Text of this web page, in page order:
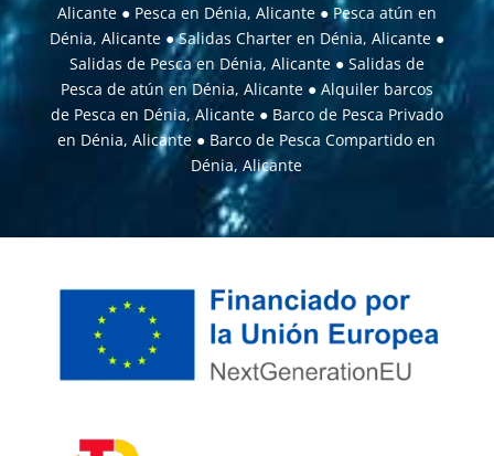
Alicante● Pesca en Dénia, Alicante● Pesca atún en
Dénia, Alicante●Salidas Charter en Dénia, Alicante●
Salidas de Pesca en Dénia, Alicante● Salidas de
Pesca de atún en Dénia, Alicante● Alquiler barcos
de Pesca en Dénia, Alicante● Barco de Pesca Privado
en Dénia, Alicante ● Barco de Pesca Compartido en
Dénia, Alicante